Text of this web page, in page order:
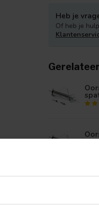
Heb je
Of heb je